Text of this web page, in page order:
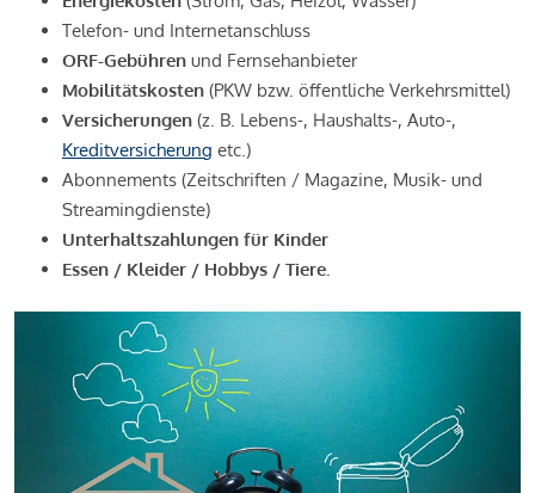
Telefon- und Internetanschluss
ORF-Gebühren und Fernsehanbieter
Mobilitätskosten (PKW bzw. öffentliche Verkehrsmittel)
Versicherungen (z. B. Lebens-, Haushalts-, Auto-,
Kreditversicherung etc.)
Abonnements (Zeitschriften / Magazine, Musik- und
Streamingdienste)
Unterhaltszahlungen für Kinder
Essen / Kleider / Hobbys / Tiere.